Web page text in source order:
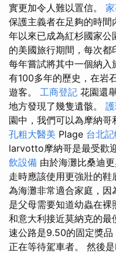
實更加令人難以置信。
保護主義者在足夠的時
年以來已成為紅杉國家公
的美國旅行期間，每次都
每年嘗試將其中一個納
有100多年的歷史，在岩
遊客。 工商登記 花園還
地方發現了幾隻遺骸。
園中，我們可以為摩納哥
孔粗大醫美 Plage 台北
larvotto摩納哥是最受歡
飲設備 由於海灘比桑迪
走時應該使用更強壯的鞋
為海灘非常適合家庭，因
是父母需要知道幼蟲在
和意大利接近莫納克的
速公路是9.50的固定獎
正在等待駕車者。 然後